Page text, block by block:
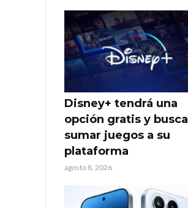
Disney+ tendrá una
opción gratis y busca
sumar juegos a su
plataforma
agosto 8, 2026